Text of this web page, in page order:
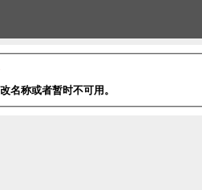
名称或者暂时不可用。